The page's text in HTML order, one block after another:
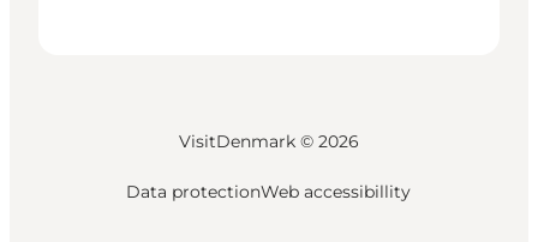
VisitDenmark © 2026
Data protectionWeb accessibillity